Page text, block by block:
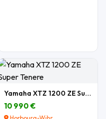
Yamaha XTZ 1200 ZE Super Tenere
10 990 €